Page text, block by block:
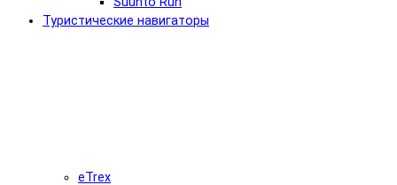
Туристические навигаторы
eTrex